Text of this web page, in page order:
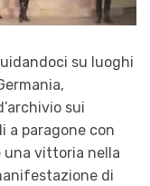
su luoghi
sui
a paragone con
una vittoria nella
di